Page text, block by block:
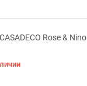
Rose & Nino